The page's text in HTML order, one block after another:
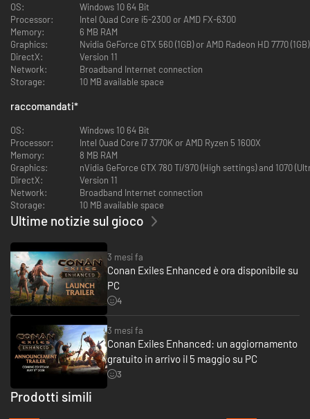
15 nuove corazze in 3 set, tra cui la corazza della falange
Set leggeri, normali e pesanti, ciascuno con una versione epica per
l'end-game
9 nuove armi nel set di argosiano
Ciascuna arma ha potere pari a quelle di ferro e una versione epica
per l'end-game
questo DLC e aggiunge una serie di nuove opzioni grafiche, ma non
statistiche paragonabili a oggetti già presenti nel gioco.
OS:
Windows 10 64 Bit
Processor:
Intel Quad Core i5-2300 or AMD FX-6300
Memory:
6 MB RAM
Graphics:
Nvidia GeForce GTX 560 (1GB) or AMD Radeon HD 7770 (1GB)
DirectX:
Version 11
Network:
Broadband Internet connection
Storage:
10 MB available space
raccomandati*
OS:
Windows 10 64 Bit
Processor:
Intel Quad Core i7 3770K or AMD Ryzen 5 1600X
Memory:
8 MB RAM
Graphics:
nVidia GeForce GTX 780 Ti/970 (High settings) and 1070
DirectX:
Version 11
Network:
Broadband Internet connection
Storage:
10 MB available space
Ultime notizie sul gioco
3 mesi fa
Conan Exiles Enhanced è ora disponibile su
PC
4
3 mesi fa
Conan Exiles Enhanced: un aggiornamento
gratuito in arrivo il 5 maggio su PC
3
Prodotti simili